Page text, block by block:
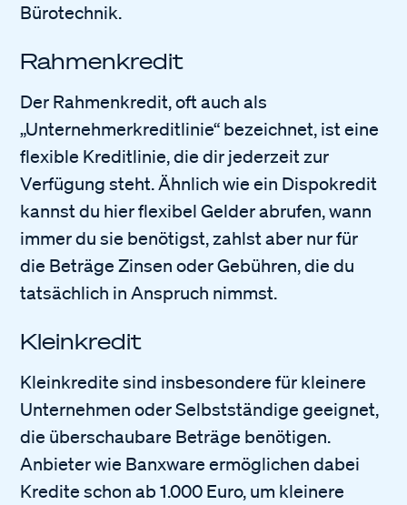
Bürotechnik.
Rahmenkredit
Der Rahmenkredit, oft auch als
„Unternehmerkreditlinie“ bezeichnet, ist eine
flexible Kreditlinie, die dir jederzeit zur
Verfügung steht. Ähnlich wie ein Dispokredit
kannst du hier flexibel Gelder abrufen, wann
immer du sie benötigst, zahlst aber nur für
die Beträge Zinsen oder Gebühren, die du
tatsächlich in Anspruch nimmst.
Kleinkredit
Kleinkredite sind insbesondere für kleinere
Unternehmen oder Selbstständige geeignet,
die überschaubare Beträge benötigen.
Anbieter wie Banxware ermöglichen dabei
Kredite schon ab 1.000 Euro, um kleinere